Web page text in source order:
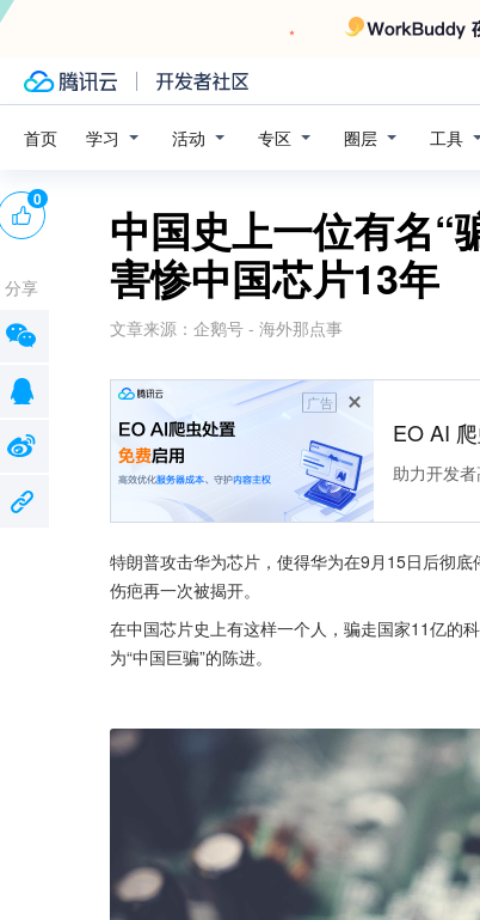
首页 学习 活动 专区 圈层 工具
中国史上一位有名“
害惨中国芯片13年
文章来源： 企鹅号 - 海外那点事
广告
EO AI
助力开发
特朗普攻击华为芯片，使得华为在9月15日后彻
伤疤再一次被揭开。
在中国芯片史上有这样一个人，骗走国家11亿的
为“中国巨骗”的陈进。
0
分享